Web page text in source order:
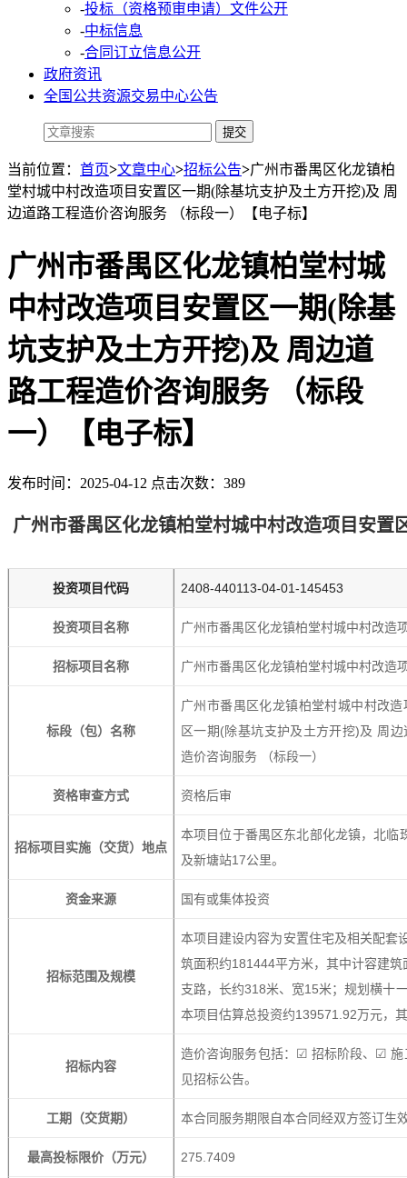
-投标（资格预审申请）文件公开
-中标信息
-合同订立信息公开
政府资讯
全国公共资源交易中心公告
当前位置： 首页>文章中心>招标公告>广州市番禺区化龙镇柏
堂村城中村改造项目安置区一期(除基坑支护及土方开挖)及 周
边道路工程造价咨询服务 （标段一）【电子标】
广州市番禺区化龙镇柏堂村城
中村改造项目安置区一期(除基
坑支护及土方开挖)及 周边道
路工程造价咨询服务 （标段
一）【电子标】
发布时间：2025-04-12 点击次数：389
广州市番禺区化龙镇柏堂村城中村改造项目安
投资项目代码 2408-440113-04-01-145453
投资项目名称 广州市番禺区化龙镇柏堂村城中村改造
招标项目名称 广州市番禺区化龙镇柏堂村城中村改造
标段（包）名称
广州市番禺区化龙镇柏堂村城中村改造
区一期(除基坑支护及土方开挖)及 周边
造价咨询服务 （标段一）
资格审查方式 资格后审
招标项目实施（交货）地点
本项目位于番禺区东北部化龙镇，北
及新塘站17公里。
资金来源 国有或集体投资
招标范围及规模
本项目建设内容为安置住宅及相关配套
筑面积约181444平方米，其中计容建
支路，长约318米、宽15米；规划横十
本项目估算总投资约139571.92万元，
招标内容
造价咨询服务包括：☑ 招标阶段、☑
见招标公告。
工期（交货期） 本合同服务期限自本合同经双方签订生
最高投标限价（万元） 275.7409